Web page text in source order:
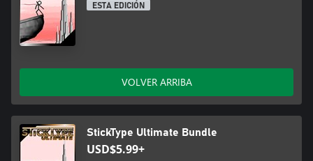
ESTA EDICIÓN
VOLVER ARRIBA
StickType Ultimate Bundle
USD$5.99+